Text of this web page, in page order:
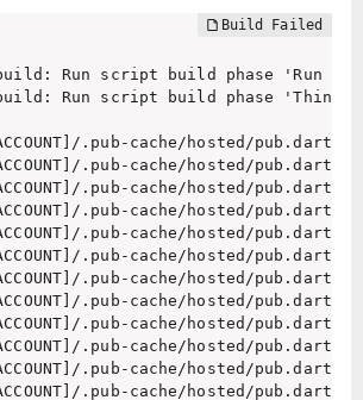
Run script build phase 'Run
Run script build phase 'Thin
.pub-cache/hosted/
.pub-cache/hosted/
.pub-cache/hosted/
.pub-cache/hosted/
.pub-cache/hosted/
.pub-cache/hosted/
.pub-cache/hosted/
.pub-cache/hosted/
.pub-cache/hosted/
.pub-cache/hosted/
.pub-cache/hosted/
.pub-cache/hosted/